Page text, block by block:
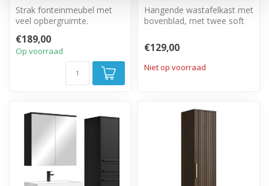
Strak fonteinmeubel met
veel opbergruimte.
handreep
€189,00
Op voorraad
Hangende wastafelkast met
bovenblad, met twee soft
€129,00
Niet op voorraad